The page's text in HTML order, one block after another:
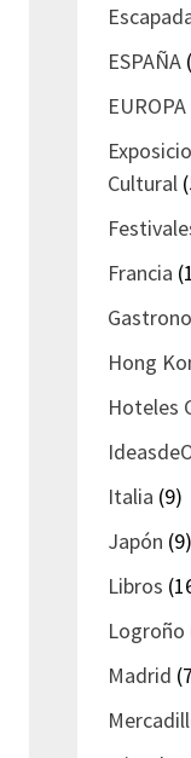
ESPAÑA
EUROPA
Cultural
Francia
Hong
Hoteles
Italia (9)
Japón (9)
Libros
Logroño
Madrid